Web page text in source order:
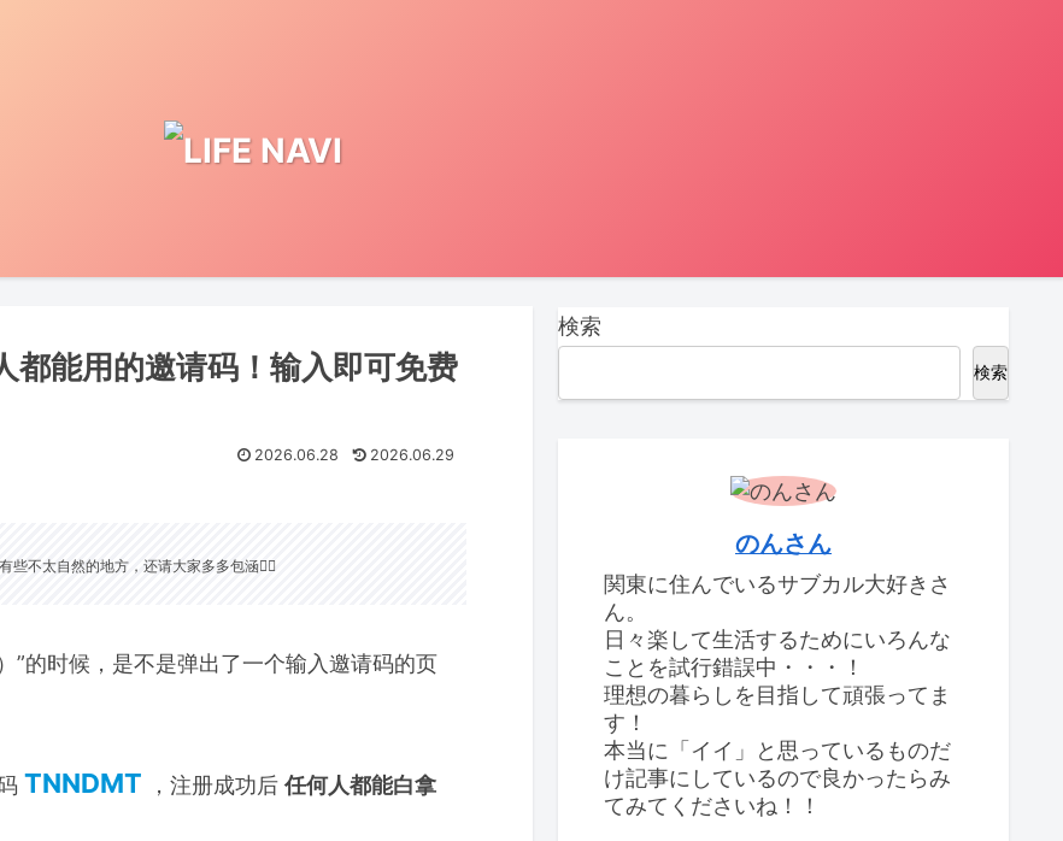
能用的邀请码！输入即可免费
2026.06.28 2026.06.29
些不太自然的地方，还请大家多多包涵🙇‍♀️
的时候，是不是弹出了一个输入邀请码的页
TNNDMT ，注册成功后 任何人都能白拿
検索
検索
のんさん
関東に住んでいるサブカル大好きさ
ん。
日々楽して生活するためにいろんな
ことを試行錯誤中・・・！
理想の暮らしを目指して頑張ってま
す！
本当に「イイ」と思っているものだ
け記事にしているので良かったらみ
てみてくださいね！！